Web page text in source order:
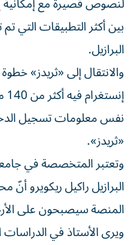
بين أكثر التطبيقات التي
البرازيل.
والانتقال إلى «ثريدز»
نفس معلومات تسجيل
«ثريدز».
وتعتبر المتخصصة في
البرازيل راكيل ريكويرو
المنصة سيصبحون على
ويرى الأستاذ في الدراسات